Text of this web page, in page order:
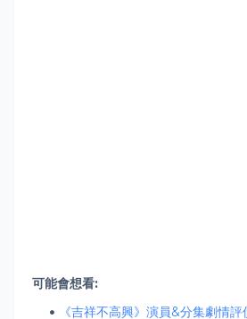
可能會想看:
《吉祥不高興》演員&分集劇情